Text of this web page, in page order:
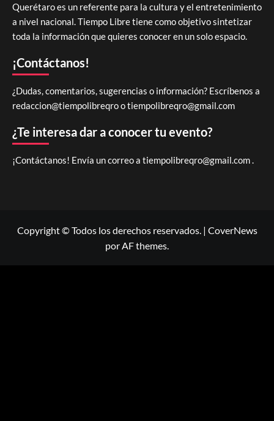
Querétaro es un referente para la cultura y el entretenimiento
a nivel nacional. Tiempo Libre tiene como objetivo sintetizar
toda la información que quieres conocer en un solo espacio.
¡Contáctanos!
¿Dudas, comentarios, sugerencias o información? Escríbenos a
redaccion@tiempolibreqro otiempolibreqro@gmail.com
¿Te interesa dar a conocer tu evento?
¡Contáctanos! Envía un correo a tiempolibreqro@gmail.com
Copyright © Todos los derechos reservados. | CoverNews
por AF themes.